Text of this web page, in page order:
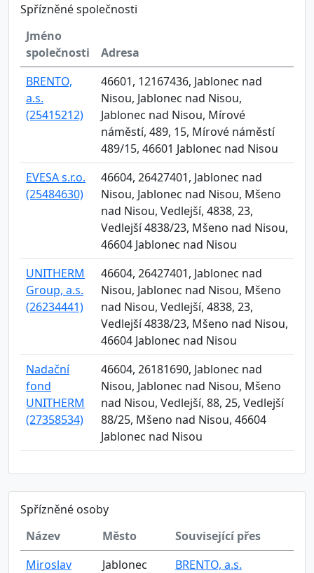
Spřízněné společnosti
Jméno
společnosti
Adresa
BRENTO,
a.s.
(25415212)
46601, 12167436, Jablonec nad
Nisou, Jablonec nad Nisou,
Jablonec nad Nisou, Mírové
náměstí, 489, 15, Mírové náměstí
489/15, 46601 Jablonec nad Nisou
EVESA s.r.o.
(25484630)
46604, 26427401, Jablonec nad
Nisou, Jablonec nad Nisou, Mšeno
nad Nisou, Vedlejší, 4838, 23,
Vedlejší 4838/23, Mšeno nad Nisou,
46604 Jablonec nad Nisou
UNITHERM
Group, a.s.
(26234441)
46604, 26427401, Jablonec nad
Nisou, Jablonec nad Nisou, Mšeno
nad Nisou, Vedlejší, 4838, 23,
Vedlejší 4838/23, Mšeno nad Nisou,
46604 Jablonec nad Nisou
Nadační
fond
UNITHERM
(27358534)
46604, 26181690, Jablonec nad
Nisou, Jablonec nad Nisou, Mšeno
nad Nisou, Vedlejší, 88, 25, Vedlejší
88/25, Mšeno nad Nisou, 46604
Jablonec nad Nisou
Spřízněné osoby
Název
Město
Související přes
Miroslav
Jablonec
BRENTO, a.s.